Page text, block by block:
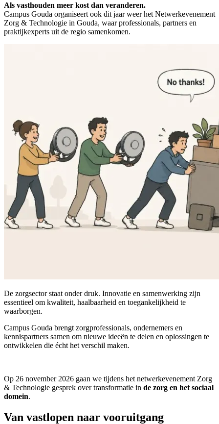
Als vasthouden meer kost dan veranderen.
Campus Gouda organiseert ook dit jaar weer het Netwerkevenement
Zorg & Technologie in Gouda, waar professionals, partners en
praktijkexperts uit de regio samenkomen.
De zorgsector staat onder druk. Innovatie en samenwerking zijn
essentieel om kwaliteit, haalbaarheid en toegankelijkheid te
waarborgen.
Campus Gouda brengt zorgprofessionals, ondernemers en
kennispartners samen om nieuwe ideeën te delen en oplossingen te
ontwikkelen die écht het verschil maken.
Op 26 november 2026 gaan we tijdens het netwerkevenement Zorg
& Technologie gesprek over transformatie in de zorg en het sociaal
domein.
Van vastlopen naar vooruitgang